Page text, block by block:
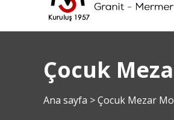
Çocuk
Ana sayfa >Çocuk Mezar